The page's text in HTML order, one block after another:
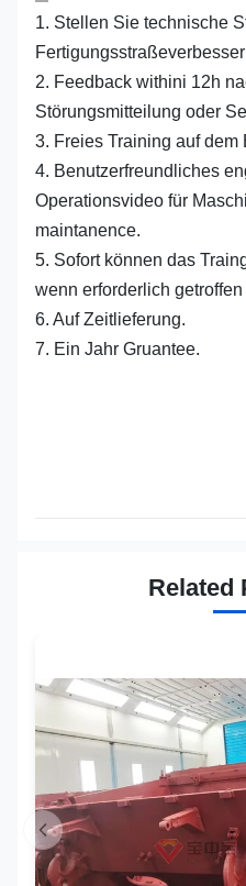
1. Stellen Sie technische
2. Feedback withini 12h
Störungsmitteilung oder
3. Freies Training auf dem
4. Benutzerfreundliches
Operationsvideo für
maintanence.
5. Sofort können das
wenn erforderlich
6. Auf Zeitlieferung.
7. Ein Jahr Gruantee.
Related